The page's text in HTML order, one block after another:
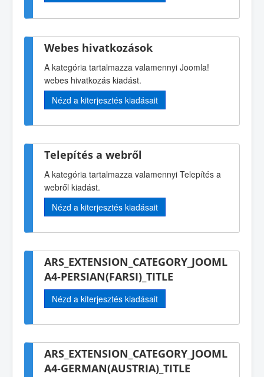
Webes hivatkozások
A kategória tartalmazza valamennyi Joomla!
webes hivatkozás kiadást.
Nézd a kiterjesztés kiadásait
Telepítés a webről
A kategória tartalmazza valamennyi Telepítés a
webről kiadást.
Nézd a kiterjesztés kiadásait
ARS_EXTENSION_CATEGORY_JOOML
A4-PERSIAN(FARSI)_TITLE
Nézd a kiterjesztés kiadásait
ARS_EXTENSION_CATEGORY_JOOML
A4-GERMAN(AUSTRIA)_TITLE